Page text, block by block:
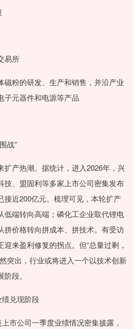
易所
粉的研发、生产和销售，并沿产业
子元器件和电源等产品
战”
产热潮。据统计，进入2026年，兴
技、盟固利等多家上市公司密集发布
接近200亿元。梳理可见，本轮扩产
低端转向高端；磷化工企业取代锂电
拼价格转向拼成本、拼技术。有受访
来盈利修复的拐点。但“总量过剩，
突出，行业或将进入一个以技术创新
段。
兑现阶段
公司一季度业绩情况密集披露，